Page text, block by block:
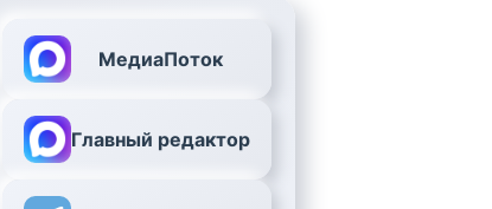
МедиаПоток
Главный редактор